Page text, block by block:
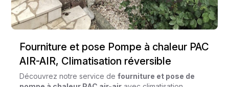
Fourniture et pose Pompe à chaleur PAC
AIR-AIR, Climatisation réversible
Découvrez notre service defourniture et pose de